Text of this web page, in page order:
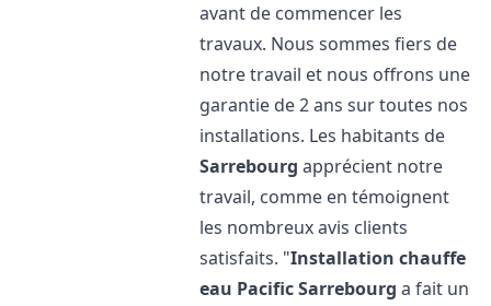
avant de commencer les
travaux. Nous sommes fiers de
notre travail et nous offrons une
garantie de 2 ans sur toutes nos
installations. Les habitants de
Sarrebourg apprécient notre
travail, comme en témoignent
les nombreux avis clients
satisfaits. "Installation chauffe
eau PacificSarrebourg a fait un